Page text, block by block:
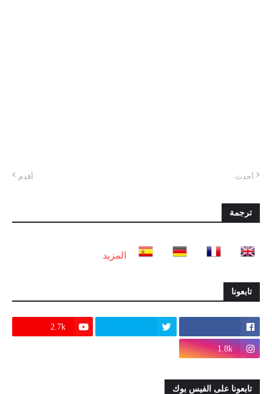
أحدث أقدم
ترجمة
المزيد
تابعونا
2.7k
1.8k
تابعونا على الفيس بوك